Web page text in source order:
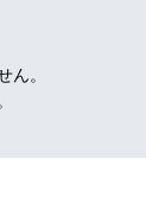
。